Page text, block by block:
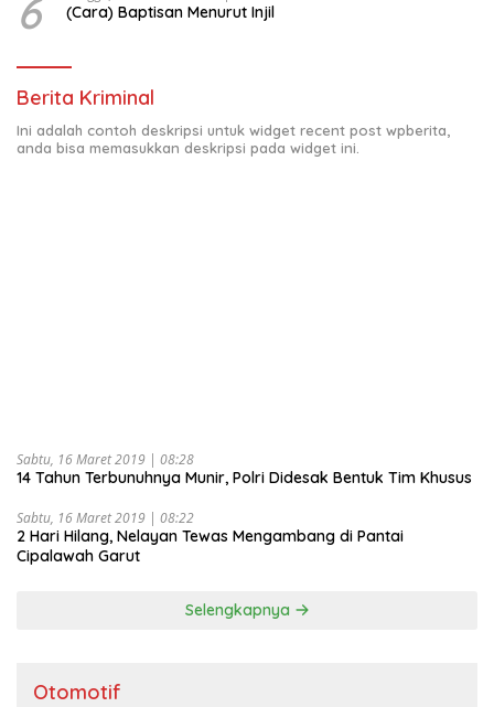
6 (Cara) Baptisan Menurut Injil
Berita Kriminal
Ini adalah contoh deskripsi untuk widget recent post wpberita,
anda bisa memasukkan deskripsi pada widget ini.
Sabtu, 16 Maret 2019 | 08:28
14 Tahun Terbunuhnya Munir, Polri Didesak Bentuk Tim Khusus
Sabtu, 16 Maret 2019 | 08:22
2 Hari Hilang, Nelayan Tewas Mengambang di Pantai
Cipalawah Garut
Selengkapnya
Otomotif